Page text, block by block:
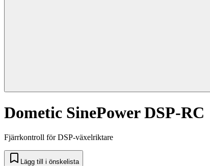
Dometic SinePower DSP-RC
Fjärrkontroll för DSP-växelriktare
Lägg till i önskelista